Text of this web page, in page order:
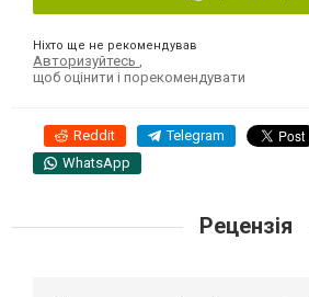
Ніхто ще не рекомендував
Авторизуйтесь
щоб оцінити і порекомендувати
Reddit Telegram
WhatsApp
Рецензія